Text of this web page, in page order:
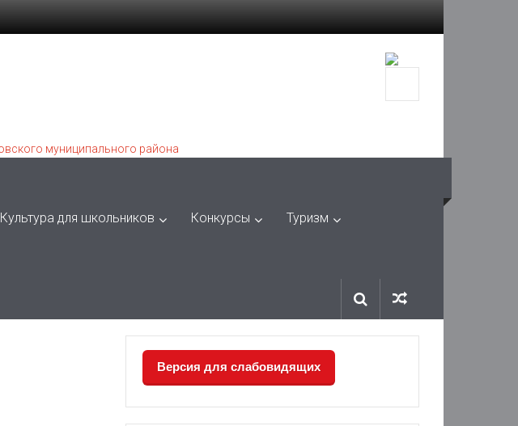
Культура для школьников Конкурсы Туризм
Версия для слабовидящих